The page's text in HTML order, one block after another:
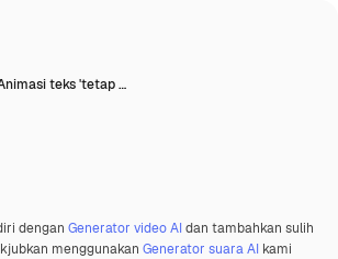
teks 'tetap …
oleh AI
dengan Generator video AIdan tambahkan sulih
menggunakan Generator suara AIkami